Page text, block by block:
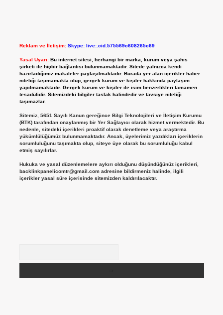
Reklam ve İletişim: Skype: live:.cid.575569c608265c69
Yasal Uyarı: Bu internet sitesi, herhangi bir marka, kurum veya şahıs
şirketi ile hiçbir bağlantısı bulunmamaktadır. Sitede yalnızca kendi
hazırladığımız makaleler paylaşılmaktadır. Burada yer alan içerikler haber
niteliği taşımamakta olup, gerçek kurum ve kişiler hakkında paylaşım
yapılmamaktadır. Gerçek kurum ve kişiler ile isim benzerlikleri tamamen
tesadüfidir. Sitemizdeki bilgiler taslak halindedir ve tavsiye niteliği
taşımazlar.
Sitemiz, 5651 Sayılı Kanun gereğince Bilgi Teknolojileri ve İletişim Kurumu
(BTK) tarafından onaylanmış bir Yer Sağlayıcı olarak hizmet vermektedir. Bu
nedenle, sitedeki içerikleri proaktif olarak denetleme veya araştırma
yükümlülüğümüz bulunmamaktadır. Ancak, üyelerimiz yazdıkları içeriklerin
sorumluluğunu taşımakta olup, siteye üye olarak bu sorumluluğu kabul
etmiş sayılırlar.
Hukuka ve yasal düzenlemelere aykırı olduğunu düşündüğünüz içerikleri,
backlinkpanelicomtr@gmail.comadresine bildirmeniz halinde, ilgili
içerikler yasal süre içerisinde sitemizden kaldırılacaktır.